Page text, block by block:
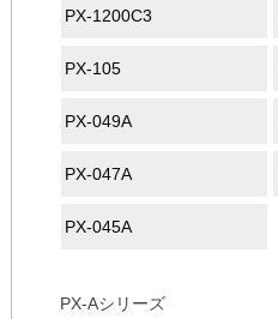
PX-1200C3
PX-105
PX-049A
PX-047A
PX-045A
PX-Aシリーズ